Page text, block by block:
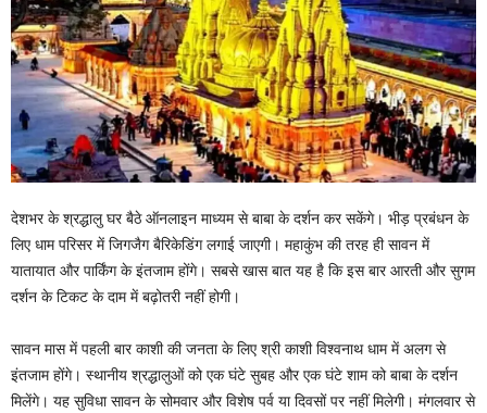
देशभर के श्रद्धालु घर बैठे ऑनलाइन माध्यम से बाबा के दर्शन कर सकेंगे। भीड़ प्रबंधन के
लिए धाम परिसर में जिगजैग बैरिकेडिंग लगाई जाएगी। महाकुंभ की तरह ही सावन में
यातायात और पार्किंग के इंतजाम होंगे। सबसे खास बात यह है कि इस बार आरती और सुगम
दर्शन के टिकट के दाम में बढ़ोतरी नहीं होगी।
सावन मास में पहली बार काशी की जनता के लिए श्री काशी विश्वनाथ धाम में अलग से
इंतजाम होंगे। स्थानीय श्रद्धालुओं को एक घंटे सुबह और एक घंटे शाम को बाबा के दर्शन
मिलेंगे। यह सुविधा सावन के सोमवार और विशेष पर्व या दिवसों पर नहीं मिलेगी। मंगलवार से